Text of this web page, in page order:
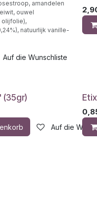
amandelen
ouwel
olijfolie),
natuurlijk vanille-
Auf die Wunschliste
(35gr)
Auf die